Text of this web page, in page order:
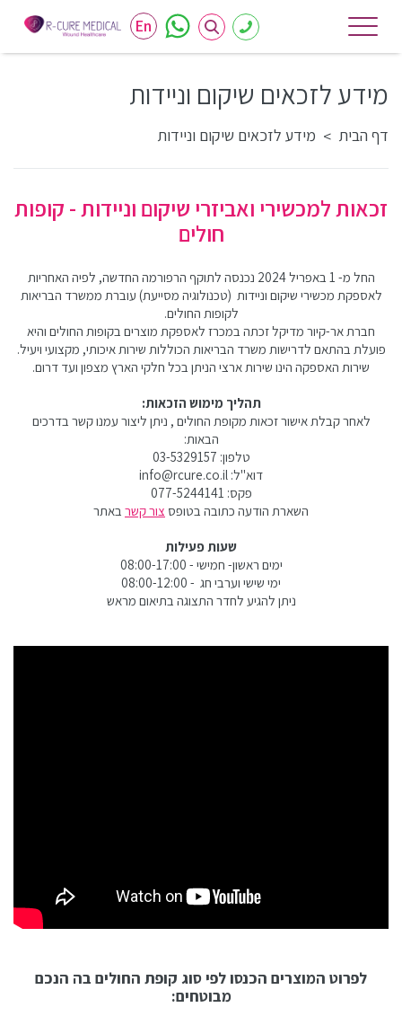
En
מידע לזכאים שיקום וניידות
דף הבית > מידע לזכאים שיקום וניידות
זכאות למכשירי ואביזרי שיקום וניידות - קופות
חולים
החל מ- 1 באפריל 2024 נכנסה לתוקף הרפורמה החדשה, לפיה האחריות
לאספקת מכשירי שיקום וניידות (טכנולוגיה מסייעת) עוברת ממשרד הבריאות
לקופות החולים.
חברת אר-קיור מדיקל זכתה במכרז לאספקת מוצרים בקופות החולים והיא
פועלת בהתאם לדרישות משרד הבריאות הכוללות שירות איכותי, מקצועי ויעיל.
שירות האספקה הינו שירות ארצי הניתן בכל חלקי הארץ מצפון ועד דרום.
תהליך מימוש הזכאות:
לאחר קבלת אישור זכאות מקופת החולים , ניתן ליצור עמנו קשר בדרכים
הבאות:
טלפון: 03-5329157
דוא"ל: info@rcure.co.il
פקס: 077-5244141
השארת הודעה כתובה בטופס צור קשר באתר
שעות פעילות
ימים ראשון- חמישי - 08:00-17:00
ימי שישי וערבי חג - 08:00-12:00
ניתן להגיע לחדר התצוגה בתיאום מראש
לפרוט המוצרים הכנסו לפי סוג קופת החולים בה הנכם
מבוטחים: